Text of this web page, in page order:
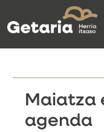
Maiatza
agenda